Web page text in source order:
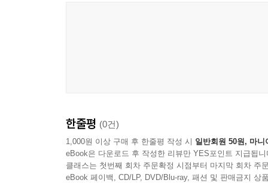
면포가 늘어날 때 점검할 항목
국소 관리와 전면 관리의 경계
루틴 변화가 트러블에 미치는 시간차
한줄평 (0건)
1,000원 이상 구매 후 한줄평 작성 시 일반회원 50원, 마니
eBook은 다운로드 후 작성한 리뷰만 YES포인트 지급됩니
클래스는 첫번째 회차 주문확정 시점부터 마지막 회차 주
eBook 페이백, CD/LP, DVD/Blu-ray, 패션 및 판매금지 상